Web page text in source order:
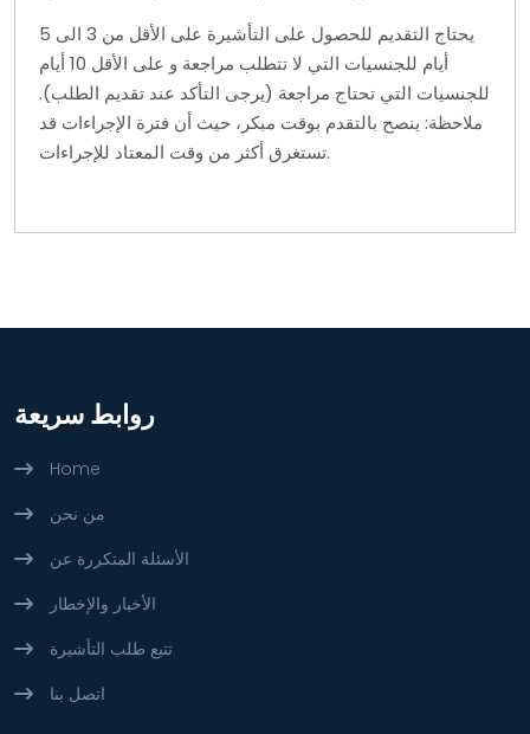
يحتاج التقديم للحصول على التأشيرة على الأقل من 3 الى 5
أيام للجنسيات التي لا تتطلب مراجعة و على الأقل 10 أيام
للجنسيات التي تحتاج مراجعة (يرجى التأكد عند تقديم الطلب).
ملاحظة: ينصح بالتقدم بوقت مبكر، حيث أن فترة الإجراءات قد
تستغرق أكثر من وقت المعتاد للإجراءات.
روابط سريعة
Home
من نحن
الأسئلة المتكررة عن
الأخبار والإخطار
تتبع طلب التأشيرة
اتصل بنا